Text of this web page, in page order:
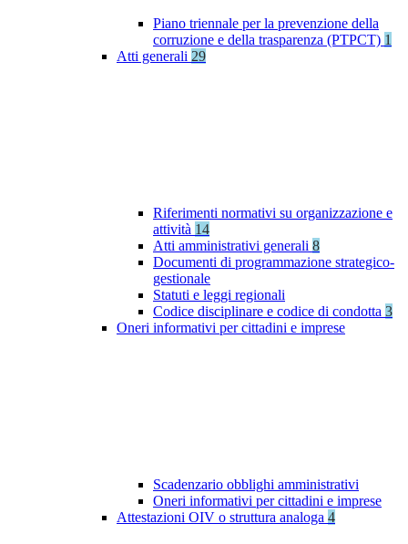
Piano triennale per la prevenzione della
corruzione e della trasparenza (PTPCT) 1
Atti generali 29
Riferimenti normativi su organizzazione e
attività 14
Atti amministrativi generali 8
Documenti di programmazione strategico-
gestionale
Statuti e leggi regionali
Codice disciplinare e codice di condotta 3
Oneri informativi per cittadini e imprese
Scadenzario obblighi amministrativi
Oneri informativi per cittadini e imprese
Attestazioni OIV o struttura analoga 4